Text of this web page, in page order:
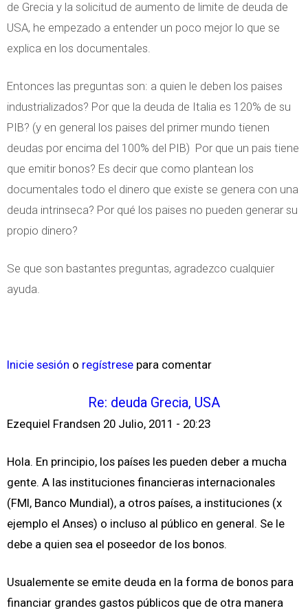
de Grecia y la solicitud de aumento de limite de deuda de
USA, he empezado a entender un poco mejor lo que se
explica en los documentales.
Entonces las preguntas son: a quien le deben los paises
industrializados? Por que la deuda de Italia es 120% de su
PIB? (y en general los paises del primer mundo tienen
deudas por encima del 100% del PIB) Por que un pais tiene
que emitir bonos? Es decir que como plantean los
documentales todo el dinero que existe se genera con una
deuda intrinseca? Por qué los paises no pueden generar su
propio dinero?
Se que son bastantes preguntas, agradezco cualquier
ayuda.
Inicie sesión o regístrese para comentar
Re: deuda Grecia, USA
Ezequiel Frandsen 20 Julio, 2011 - 20:23
Hola. En principio, los países les pueden deber a mucha
gente. A las instituciones financieras internacionales
(FMI, Banco Mundial), a otros países, a instituciones (x
ejemplo el Anses) o incluso al público en general. Se le
debe a quien sea el poseedor de los bonos.
Usualemente se emite deuda en la forma de bonos para
financiar grandes gastos públicos que de otra manera